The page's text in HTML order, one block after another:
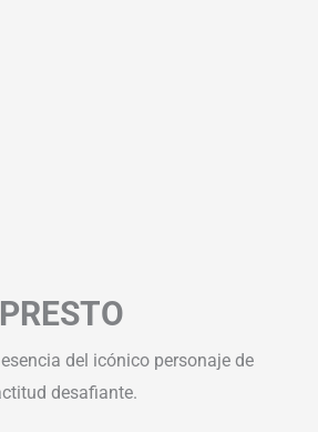
del icónico personaje de
desafiante.